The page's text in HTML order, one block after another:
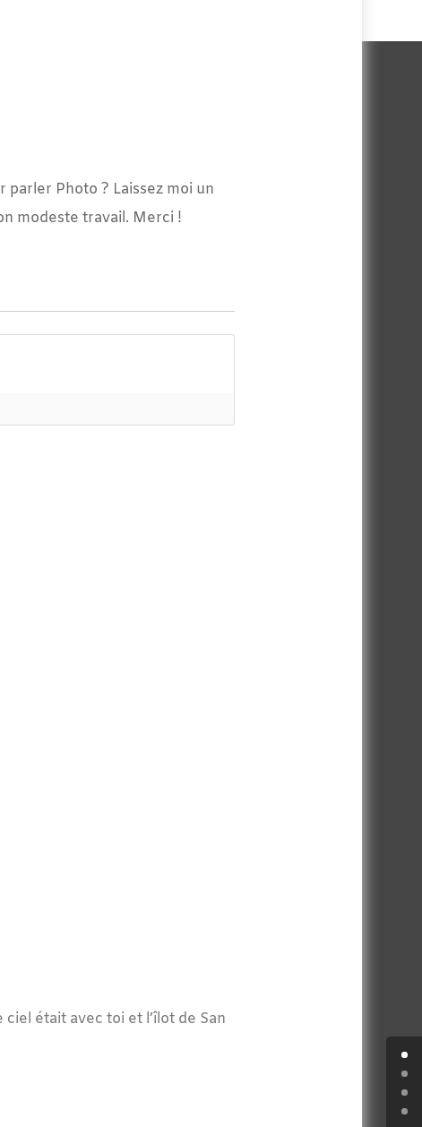
Photo ? Laissez moi un
modeste travail. Merci !
était avec toi et l’îlot de San